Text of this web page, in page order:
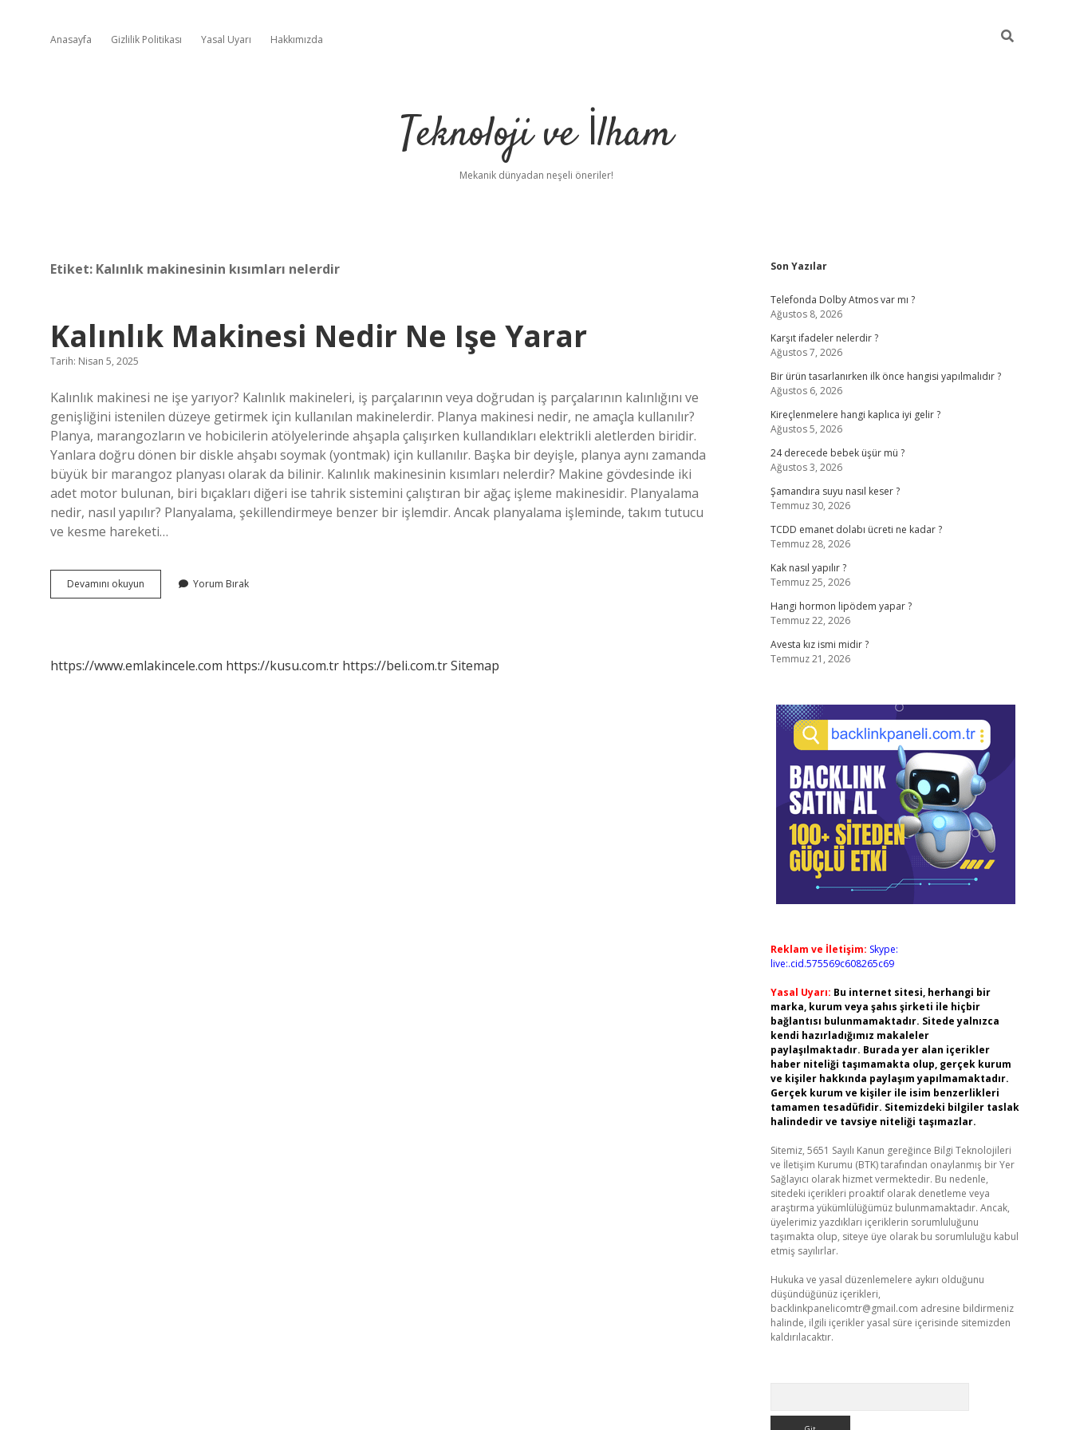
Anasayfa Gizlilik Politikası Yasal Uyarı Hakkımızda
Teknoloji ve İlham
Mekanik dünyadan neşeli öneriler!
Etiket: Kalınlık makinesinin kısımları nelerdir
Kalınlık Makinesi Nedir Ne Işe Yarar
Tarih: Nisan 5, 2025
Kalınlık makinesi ne işe yarıyor? Kalınlık makineleri, iş parçalarının veya doğrudan iş parçalarının kalınlığını ve
genişliğini istenilen düzeye getirmek için kullanılan makinelerdir. Planya makinesi nedir, ne amaçla kullanılır?
Planya, marangozların ve hobicilerin atölyelerinde ahşapla çalışırken kullandıkları elektrikli aletlerden biridir.
Yanlara doğru dönen bir diskle ahşabı soymak (yontmak) için kullanılır. Başka bir deyişle, planya aynı zamanda
büyük bir marangoz planyası olarak da bilinir. Kalınlık makinesinin kısımları nelerdir? Makine gövdesinde iki
adet motor bulunan, biri bıçakları diğeri ise tahrik sistemini çalıştıran bir ağaç işleme makinesidir. Planyalama
nedir, nasıl yapılır? Planyalama, şekillendirmeye benzer bir işlemdir. Ancak planyalama işleminde, takım tutucu
ve kesme hareketi…
Devamını okuyun
Makinesi
Yorum Bırak
https://www.emlakincele.com https://kusu.com.tr https://beli.com.trSitemap
Sidebar
Son Yazılar
Telefonda Dolby Atmos var mı ?
Ağustos 8, 2026
Karşıt ifadeler nelerdir ?
Ağustos 7, 2026
Bir ürün tasarlanırken ilk önce hangisi yapılmalıdır ?
Ağustos 6, 2026
Kireçlenmelere hangi kaplıca iyi gelir ?
Ağustos 5, 2026
24 derecede bebek üşür mü ?
Ağustos 3, 2026
Şamandıra suyu nasıl keser ?
Temmuz 30, 2026
TCDD emanet dolabı ücreti ne kadar ?
Temmuz 28, 2026
Kak nasıl yapılır ?
Temmuz 25, 2026
Hangi hormon lipödem yapar ?
Temmuz 22, 2026
Avesta kız ismi midir ?
Temmuz 21, 2026
Reklam ve İletişim: Skype:
live:.cid.575569c608265c69
Yasal Uyarı: Bu internet sitesi, herhangi bir
marka, kurum veya şahıs şirketi ile hiçbir
bağlantısı bulunmamaktadır. Sitede yalnızca
kendi hazırladığımız makaleler
paylaşılmaktadır. Burada yer alan içerikler
haber niteliği taşımamakta olup, gerçek kurum
ve kişiler hakkında paylaşım yapılmamaktadır.
Gerçek kurum ve kişiler ile isim benzerlikleri
tamamen tesadüfidir. Sitemizdeki bilgiler taslak
halindedir ve tavsiye niteliği taşımazlar.
Sitemiz, 5651 Sayılı Kanun gereğince Bilgi Teknolojileri
ve İletişim Kurumu (BTK) tarafından onaylanmış bir Yer
Sağlayıcı olarak hizmet vermektedir. Bu nedenle,
sitedeki içerikleri proaktif olarak denetleme veya
araştırma yükümlülüğümüz bulunmamaktadır. Ancak,
üyelerimiz yazdıkları içeriklerin sorumluluğunu
taşımakta olup, siteye üye olarak bu sorumluluğu kabul
etmiş sayılırlar.
Hukuka ve yasal düzenlemelere aykırı olduğunu
düşündüğünüz içerikleri,
backlinkpanelicomtr@gmail.com adresine bildirmeniz
halinde, ilgili içerikler yasal süre içerisinde sitemizden
kaldırılacaktır.